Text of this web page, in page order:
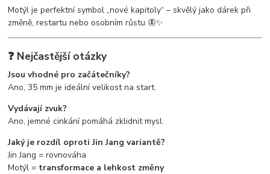
Motýl je perfektní symbol „nové kapitoly“ – skvělý jako dárek při
změně, restartu nebo osobním růstu 🦋✨
❓ Nejčastější otázky
Jsou vhodné pro začátečníky?
Ano, 35 mm je ideální velikost na start.
Vydávají zvuk?
Ano, jemné cinkání pomáhá zklidnit mysl.
Jaký je rozdíl oproti Jin Jang variantě?
Jin Jang = rovnováha
Motýl = transformace a lehkost změny